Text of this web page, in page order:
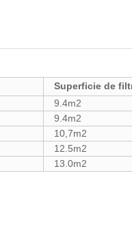
Superficie de
9.4m2
9.4m2
10,7m2
12.5m2
13.0m2